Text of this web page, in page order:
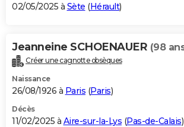
S'inscrire
Se connecter
Lycées
Collèges
Primaires
Universités
Entreprises
Service militaire
Avis de recherche
AVIS DE DÉCÈS
Bricolage
Lifestyle
Culture
Sport
Auto
Television
Voyage
Cinema
02/05/2025 à Sète (Hérault)
Jeanneine SCHOENAUER (98
Créer une cagnotte obsèques
Naissance
26/08/1926 à Paris (Paris)
Décès
11/02/2025 à Aire-sur-la-Lys (Pas-de-Calais)